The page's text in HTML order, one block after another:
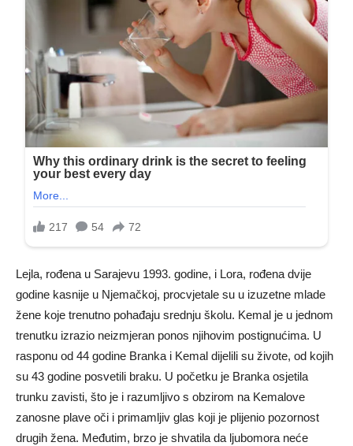
Lejla, rođena u Sarajevu 1993. godine, i Lora, rođena dvije
godine kasnije u Njemačkoj, procvjetale su u izuzetne mlade
žene koje trenutno pohađaju srednju školu. Kemal je u jednom
trenutku izrazio neizmjeran ponos njihovim postignućima. U
rasponu od 44 godine Branka i Kemal dijelili su živote, od kojih
su 43 godine posvetili braku. U početku je Branka osjetila
trunku zavisti, što je i razumljivo s obzirom na Kemalove
zanosne plave oči i primamljiv glas koji je plijenio pozornost
drugih žena. Međutim, brzo je shvatila da ljubomora neće